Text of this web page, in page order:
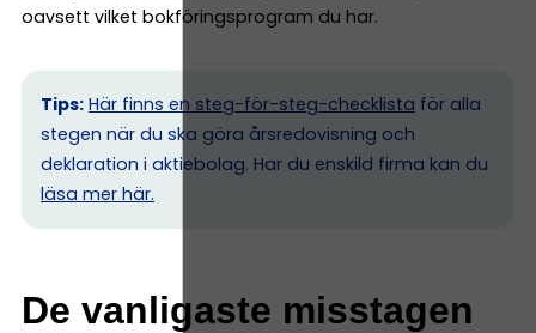
oavsett vilket bokföringsprogram du har.
Tips: Här finns en steg-för-steg-checklista för alla
stegen när du ska göra årsredovisning och
deklaration i aktiebolag. Har du enskild firma kan du
läsa mer här.
De vanligaste misstagen